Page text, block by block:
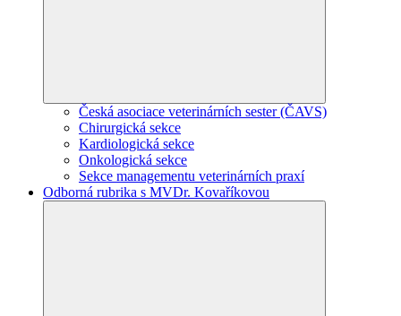
Česká asociace veterinárních sester (ČAVS)
Chirurgická sekce
Kardiologická sekce
Onkologická sekce
Sekce managementu veterinárních praxí
Odborná rubrika s MVDr. Kovaříkovou